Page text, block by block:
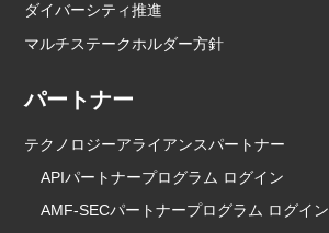
ダイバーシティ推進
マルチステークホルダー方針
パートナー
テクノロジーアライアンスパートナー
APIパートナープログラム ログイン
AMF-SECパートナープログラム ログイン